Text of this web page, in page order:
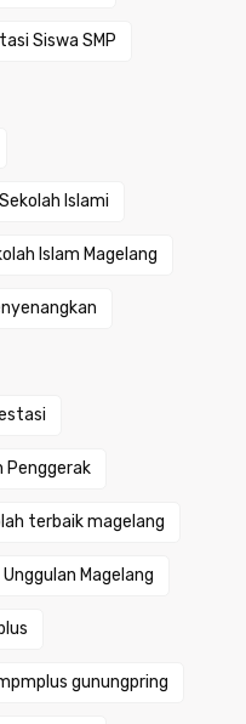
Siswa SMP
Sekolah Islami
Islam Magelang
Penggerak
terbaik magelang
Magelang
gunungpring